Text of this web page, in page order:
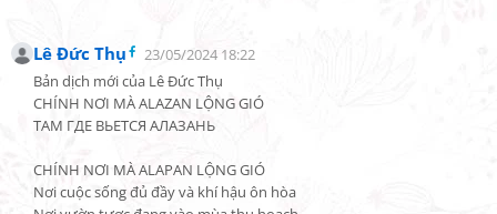
Lê Đức Thụ
23/05/2024 18:22
Bản dịch mới của Lê Đức Thụ
CHÍNH NƠI MÀ ALAZAN LỘNG GIÓ
ТАМ ГДЕ ВЬЕТСЯ АЛАЗАНЬ
CHÍNH NƠI MÀ ALAPAN LỘNG GIÓ
Nơi cuộc sống đủ đầy và khí hậu ôn hòa